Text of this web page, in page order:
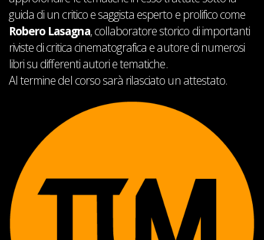
guida di un critico e saggista esperto e prolifico come
Robero Lasagna, collaboratore storico di importanti
riviste di critica cinematografica e autore di numerosi
libri su differenti autori e tematiche.
Al termine del corso sarà rilasciato un attestato.